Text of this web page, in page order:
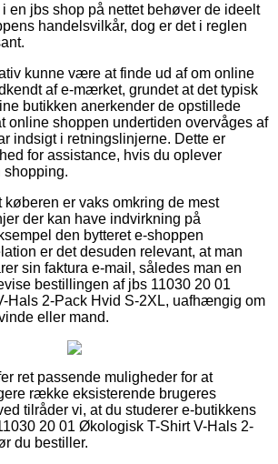
i en jbs shop på nettet behøver de ideelt
handelsvilkår, dog er det i reglen
kunne være at finde ud af om online
af e-mærket, grundet at det typisk
butikken anerkender de opstillede
online shoppen undertiden overvåges af
indsigt i retningslinjerne. Dette er
for assistance, hvis du oplever
shopping.
køberen er vaks omkring de mest
der kan have indvirkning på
den bytteret e-shoppen
er det desuden relevant, at man
sin faktura e-mail, således man en
bestillingen af jbs 11030 20 01
Hals 2-Pack Hvid S-2XL, uafhængig om
eller mand.
ret passende muligheder for at
række eksisterende brugeres
tilråder vi, at du studerer e-butikkens
20 01 Økologisk T-Shirt V-Hals 2-
du bestiller.